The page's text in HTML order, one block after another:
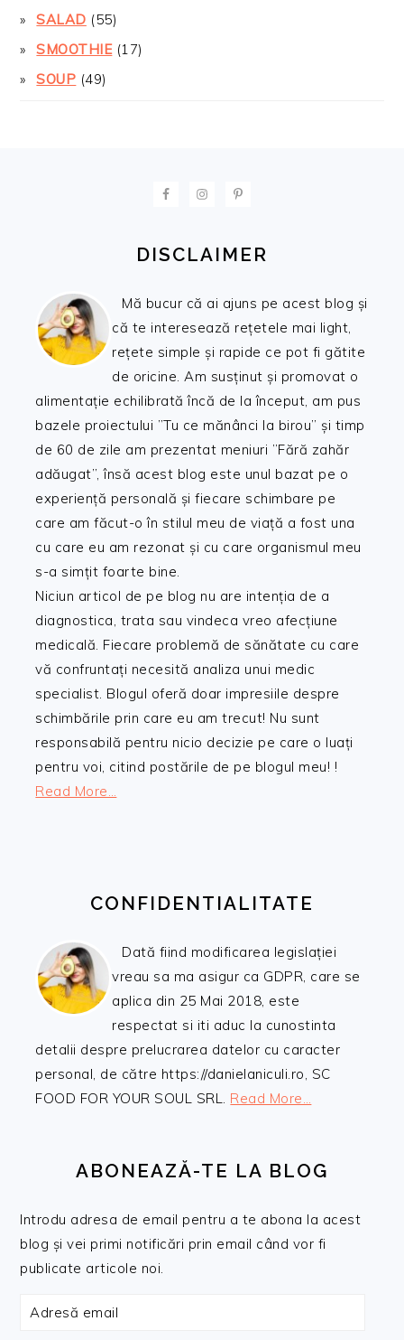
SALAD (55)
SMOOTHIE(17)
SOUP (49)
DISCLAIMER
Mă bucur că ai ajuns pe acest blog și
că te interesează rețetele mai light,
rețete simple și rapide ce pot fi gătite
de oricine. Am susținut și promovat o
alimentație echilibrată încă de la început, am pus
bazele proiectului ”Tu ce mănânci la birou” și timp
de 60 de zile am prezentat meniuri ”Fără zahăr
adăugat”, însă acest blog este unul bazat pe o
experiență personală și fiecare schimbare pe
care am făcut-o în stilul meu de viață a fost una
cu care eu am rezonat și cu care organismul meu
s-a simțit foarte bine.
Niciun articol de pe blog nu are intenția de a
diagnostica, trata sau vindeca vreo afecțiune
medicală. Fiecare problemă de sănătate cu care
vă confruntați necesită analiza unui medic
specialist. Blogul oferă doar impresiile despre
schimbările prin care eu am trecut! Nu sunt
responsabilă pentru nicio decizie pe care o luați
pentru voi, citind postările de pe blogul meu! !
Read More…
CONFIDENTIALITATE
Dată fiind modificarea legislației
vreau sa ma asigur ca GDPR, care se
aplica din 25 Mai 2018, este
respectat si iti aduc la cunostinta
detalii despre prelucrarea datelor cu caracter
personal, de către https://danielaniculi.ro, SC
FOOD FOR YOUR SOUL SRL. Read More…
ABONEAZĂ-TE LA BLOG
Introdu adresa de email pentru a te abona la acest
blog și vei primi notificări prin email când vor fi
publicate articole noi.
Adresă